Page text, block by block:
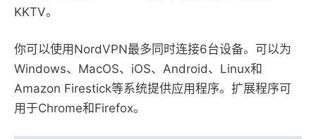
KKTV。
你可以使用NordVPN最多同时连接6台设备。可以为
Windows、MacOS、iOS、Android、Linux和
Amazon Firestick等系统提供应用程序。扩展程序可
用于Chrome和Firefox。